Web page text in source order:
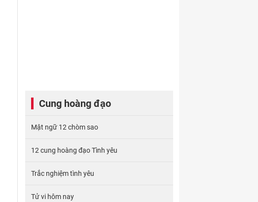
Cung hoàng đạo
Mật ngữ 12 chòm sao
12 cung hoàng đạo Tình yêu
Trắc nghiệm tình yêu
Tử vi hôm nay